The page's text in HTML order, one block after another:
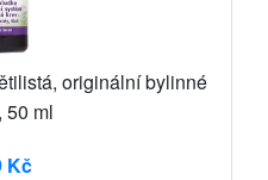
originální bylinné
50 ml
Kč